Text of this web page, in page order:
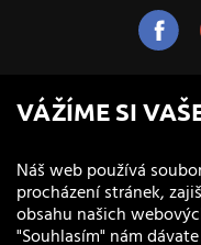
VÁŽÍME SI
Náš web používá
procházení stránek,
obsahu našich
"Souhlasím" nám